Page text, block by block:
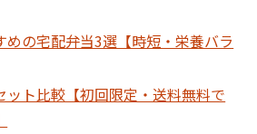
めの宅配弁当3選【時短・栄養バラ
ット比較【初回限定・送料無料で